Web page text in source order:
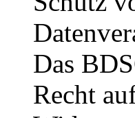
Das
Recht